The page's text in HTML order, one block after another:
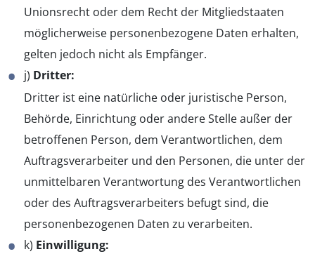
Unionsrecht oder dem Recht der Mitgliedstaaten
möglicherweise personenbezogene Daten erhalten,
gelten jedoch nicht als Empfänger.
j) Dritter:
Dritter ist eine natürliche oder juristische Person,
Behörde, Einrichtung oder andere Stelle außer der
betroffenen Person, dem Verantwortlichen, dem
Auftragsverarbeiter und den Personen, die unter der
unmittelbaren Verantwortung des Verantwortlichen
oder des Auftragsverarbeiters befugt sind, die
personenbezogenen Daten zu verarbeiten.
k) Einwilligung: